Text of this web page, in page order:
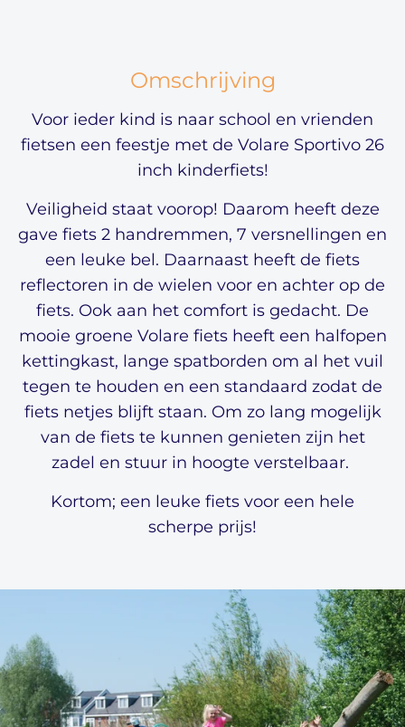
Omschrijving
Voor ieder kind is naar school en vrienden
fietsen een feestje met de Volare Sportivo 26
inch kinderfiets!
Veiligheid staat voorop! Daarom heeft deze
gave fiets 2 handremmen, 7 versnellingen en
een leuke bel. Daarnaast heeft de fiets
reflectoren in de wielen voor en achter op de
fiets. Ook aan het comfort is gedacht. De
mooie groene Volare fiets heeft een halfopen
kettingkast, lange spatborden om al het vuil
tegen te houden en een standaard zodat de
fiets netjes blijft staan. Om zo lang mogelijk
van de fiets te kunnen genieten zijn het
zadel en stuur in hoogte verstelbaar.
Kortom; een leuke fiets voor een hele
scherpe prijs!